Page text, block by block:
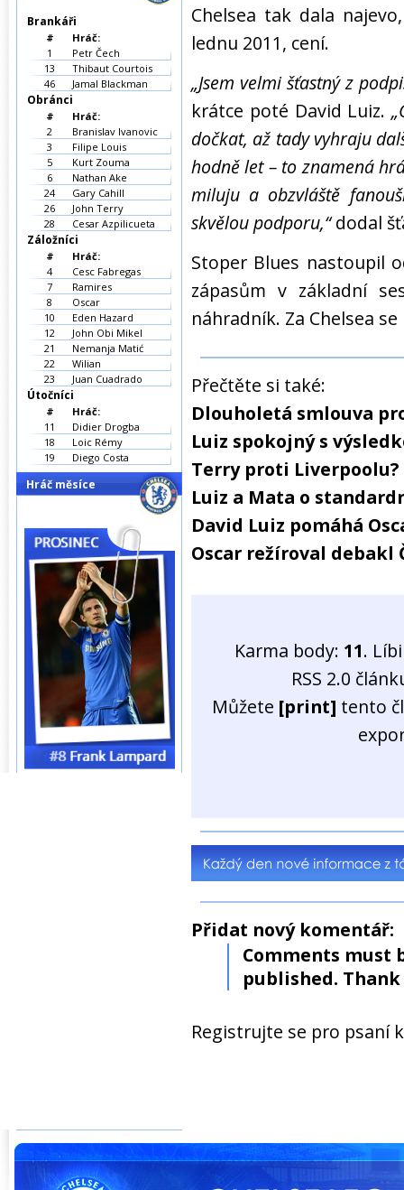
Chelsea tak dala
lednu 2011, cení.
„Jsem velmi šťastný z
krátce poté David Luiz.
dočkat, až tady vyhraju
hodně let – to znamená
miluju a obzvláště
skvělou podporu,“dodal
Stoper Blues nastoupil
zápasům v základní
náhradník. Za Chelsea
Přečtěte si také:
Dlouholetá smlouva
Luiz spokojný s
Terry proti
Luiz a Mata o
David Luiz pomáhá
Oscar režíroval debakl
Karma body: 11.
RSS 2.0
Můžete [print] tento
Přidat nový komentář:
Comments must
published. Thank
Registrujte se pro psaní
Brankáři
#
Hráč:
1
Petr Čech
13
Thibaut Courtois
46
Jamal Blackman
Obránci
#
Hráč:
2
Branislav Ivanovic
3
Filipe Louis
5
Kurt Zouma
6
Nathan Ake
24
Gary Cahill
26
John Terry
28
Cesar Azpilicueta
Záložníci
#
Hráč:
4
Cesc Fabregas
7
Ramires
8
Oscar
10
Eden Hazard
12
John Obi Mikel
21
Nemanja Matić
22
Wilian
23
Juan Cuadrado
Útočníci
#
Hráč:
11
Didier Drogba
18
Loic Rémy
19
Diego Costa
Hráč měsíce